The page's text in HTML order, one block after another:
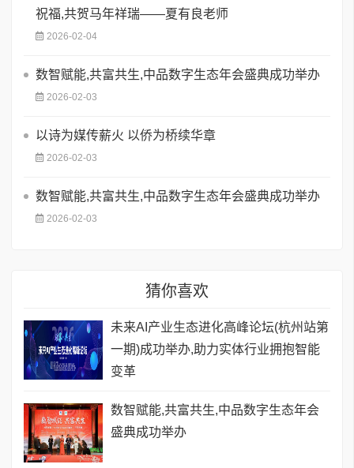
祝福,共贺马年祥瑞——夏有良老师
2026-02-04
数智赋能,共富共生,中品数字生态年会盛典成功举办
2026-02-03
以诗为媒传薪火 以侨为桥续华章
2026-02-03
数智赋能,共富共生,中品数字生态年会盛典成功举办
2026-02-03
猜你喜欢
未来AI产业生态进化高峰论坛(杭州站第
一期)成功举办,助力实体行业拥抱智能
变革
数智赋能,共富共生,中品数字生态年会
盛典成功举办